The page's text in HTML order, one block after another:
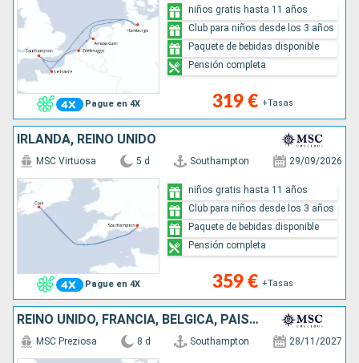
Pague en 4X 319 € +Tasas
niños gratis hasta 11 años
Club para niños desde los 3 años
Paquete de bebidas disponible
Pensión completa
IRLANDA, REINO UNIDO
Pague en 4X
MSC Virtuosa 5 d Southampton 29/09/2026
359 € +Tasas
niños gratis hasta 11 años
Club para niños desde los 3 años
Paquete de bebidas disponible
Pensión completa
REINO UNIDO, FRANCIA, BÉLGICA, PAISES BAJOS, ALEMANIA
MSC Preziosa 8 d Southampton 28/11/2027